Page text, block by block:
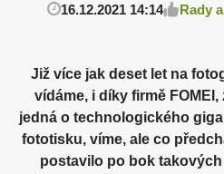
16.12.2021 14:14 Rady
Již více jak deset let na
vídáme, i díky firmě FOMEI,
jedná o technologického
fototisku, víme, ale co
postavilo po bok takových